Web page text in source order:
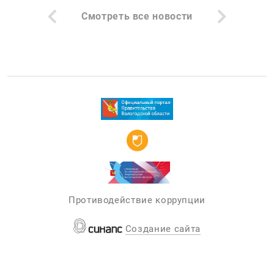
Смотреть все новости
Противодействие коррупции
Создание сайта